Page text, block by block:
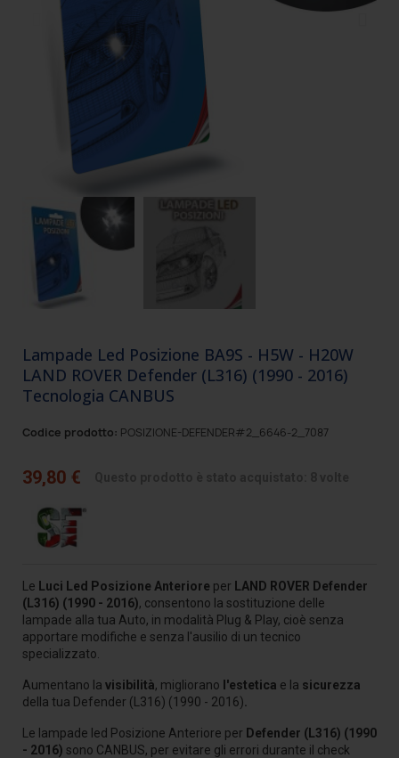
Lampade Led Posizione BA9S - H5W - H20W
LAND ROVER Defender (L316) (1990 - 2016)
Tecnologia CANBUS
Codice prodotto: POSIZIONE-DEFENDER#2_6646-2_7087
39,80 €
Le Luci Led Posizione Anteriore per LAND ROVER Defender
(L316) (1990 - 2016), consentono la sostituzione delle
lampade alla tua Auto, in modalità Plug & Play, cioè senza
apportare modifiche e senza l'ausilio di un tecnico
specializzato.
Aumentano la visibilità, migliorano l'estetica e la sicurezza
della tua Defender (L316) (1990 - 2016)
Le lampade led Posizione Anteriore per Defender (L316) (1990
- 2016) sono CANBUS, per evitare gli errori durante il check